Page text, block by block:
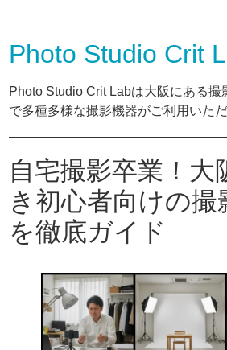
Photo Studio Crit
Photo Studio Crit Labは大阪にある
で多種多様な撮影機器がご利用いただ
自宅撮影卒業！大
き初心者向けの撮
を徹底ガイド